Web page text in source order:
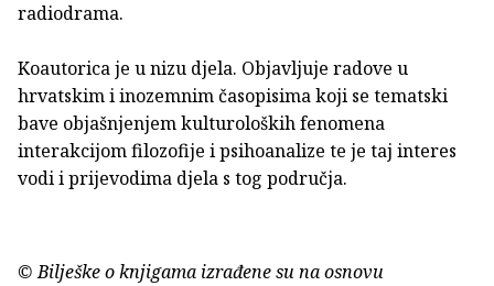
radiodrama.
Koautorica je u nizu djela. Objavljuje radove u
hrvatskim i inozemnim časopisima koji se tematski
bave objašnjenjem kulturoloških fenomena
interakcijom filozofije i psihoanalize te je taj interes
vodi i prijevodima djela s tog područja.
© Bilješke o knjigama izrađene su na osnovu